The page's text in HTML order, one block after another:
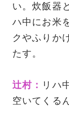
い。炊飯器
ハ中にお米
クやふりか
たす。
辻村： リハ
空いてくる